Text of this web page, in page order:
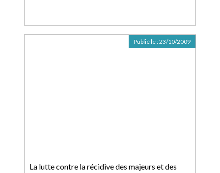
La lutte contre la récidive des majeurs et des
Publié le :23/10/2009